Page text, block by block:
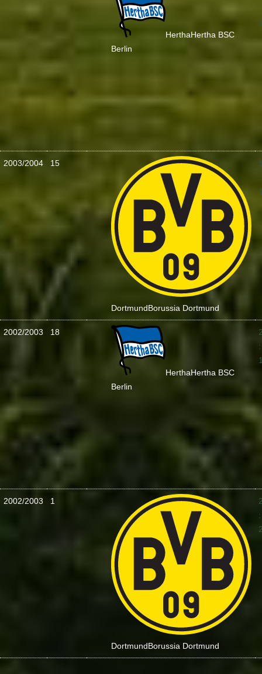
HerthaHertha BSC
Berlin
:
2003/2004 15
DortmundBorussia Dortmund
:
2002/2003 18
HerthaHertha BSC
Berlin
:
2002/2003 1
DortmundBorussia Dortmund
: